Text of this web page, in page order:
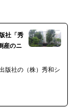
社「秀
産のニ
版社の（株）秀和シ